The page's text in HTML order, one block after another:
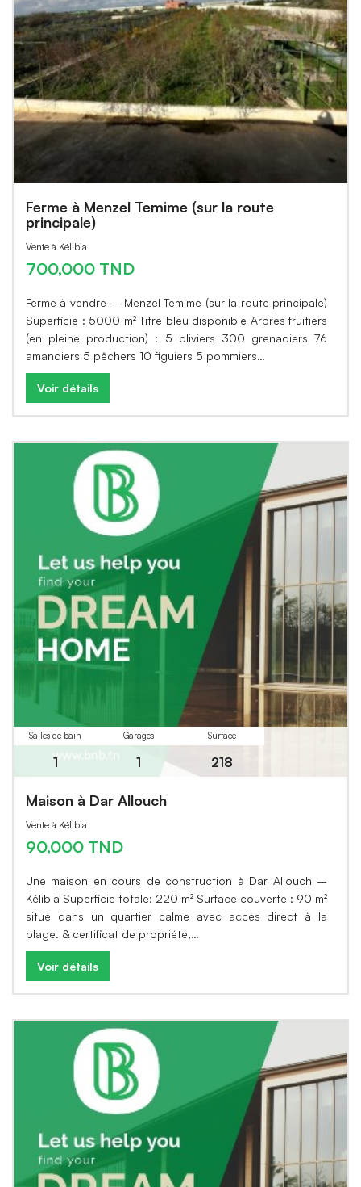
Ferme à Menzel Temime (sur la route
principale)
Vente à Kélibia
700,000 TND
Ferme à vendre – Menzel Temime (sur la route principale)
Superficie : 5000 m² Titre bleu disponible Arbres fruitiers
(en pleine production) : 5 oliviers 300 grenadiers 76
amandiers 5 pêchers 10 figuiers 5 pommiers…
Voir détails
Salles de bain
1
Garages
1
Surface
218
Maison à Dar Allouch
Vente à Kélibia
90,000 TND
Une maison en cours de construction à Dar Allouch –
Kélibia Superficie totale: 220 m² Surface couverte : 90 m²
situé dans un quartier calme avec accès direct à la
plage. & certificat de propriété,…
Voir détails